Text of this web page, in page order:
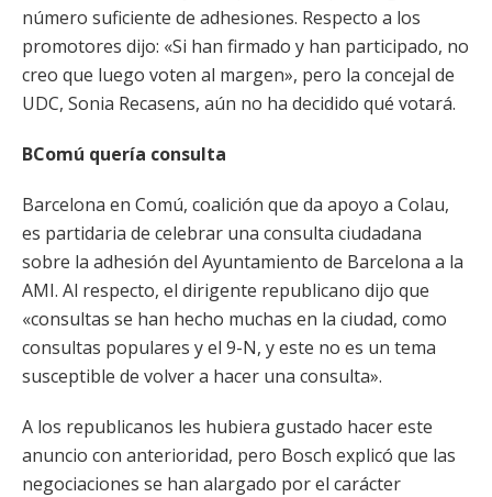
número suficiente de adhesiones. Respecto a los
promotores dijo: «Si han firmado y han participado, no
creo que luego voten al margen», pero la concejal de
UDC, Sonia Recasens, aún no ha decidido qué votará.
BComú quería consulta
Barcelona en Comú, coalición que da apoyo a Colau,
es partidaria de celebrar una consulta ciudadana
sobre la adhesión del Ayuntamiento de Barcelona a la
AMI. Al respecto, el dirigente republicano dijo que
«consultas se han hecho muchas en la ciudad, como
consultas populares y el 9-N, y este no es un tema
susceptible de volver a hacer una consulta».
A los republicanos les hubiera gustado hacer este
anuncio con anterioridad, pero Bosch explicó que las
negociaciones se han alargado por el carácter